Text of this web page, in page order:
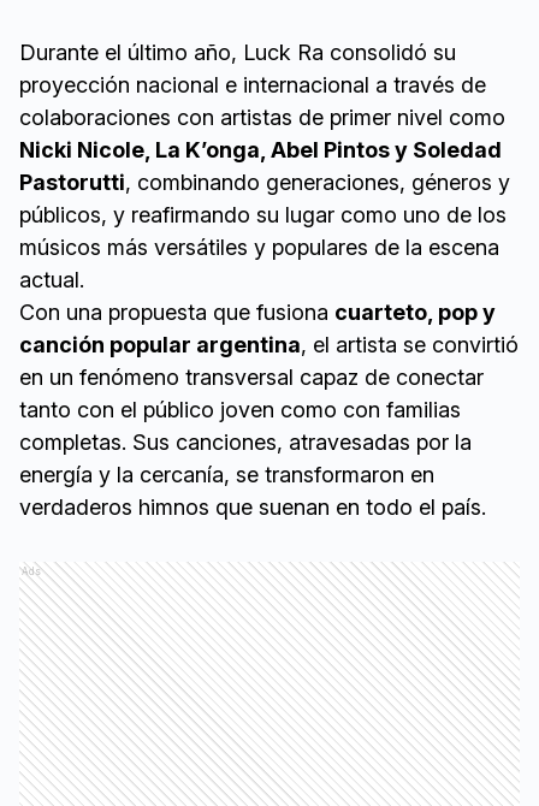
Durante el último año, Luck Ra consolidó su
proyección nacional e internacional a través de
colaboraciones con artistas de primer nivel como
Nicki Nicole, La K’onga, Abel Pintos y Soledad
Pastorutti, combinando generaciones, géneros y
públicos, y reafirmando su lugar como uno de los
músicos más versátiles y populares de la escena
actual.
Con una propuesta que fusiona cuarteto, pop y
canción popular argentina, el artista se convirtió
en un fenómeno transversal capaz de conectar
tanto con el público joven como con familias
completas. Sus canciones, atravesadas por la
energía y la cercanía, se transformaron en
verdaderos himnos que suenan en todo el país.
Ads